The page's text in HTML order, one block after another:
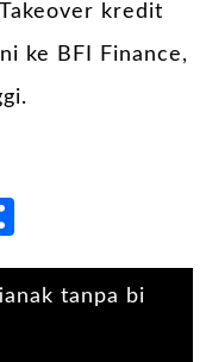
kredit
ke BFI Finance,
tanpa bi